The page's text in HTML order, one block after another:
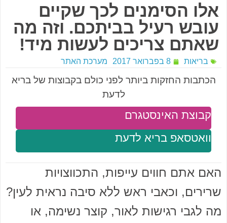
אלו הסימנים לכך שקיים
עובש רעיל בביתכם. וזה מה
שאתם צריכים לעשות מיד!
בריאות 8 בפברואר 2017 מערכת האתר
הכתבות החזקות ביותר לפני כולם בקבוצות של בריא
לדעת
וואטסאפ בריא לדעת
קבוצת האינסטגרם
האם אתם חווים עייפות, התכווצויות
שרירים, וכאבי ראש ללא סיבה נראית לעין?
מה לגבי רגישות לאור, קוצר נשימה, או